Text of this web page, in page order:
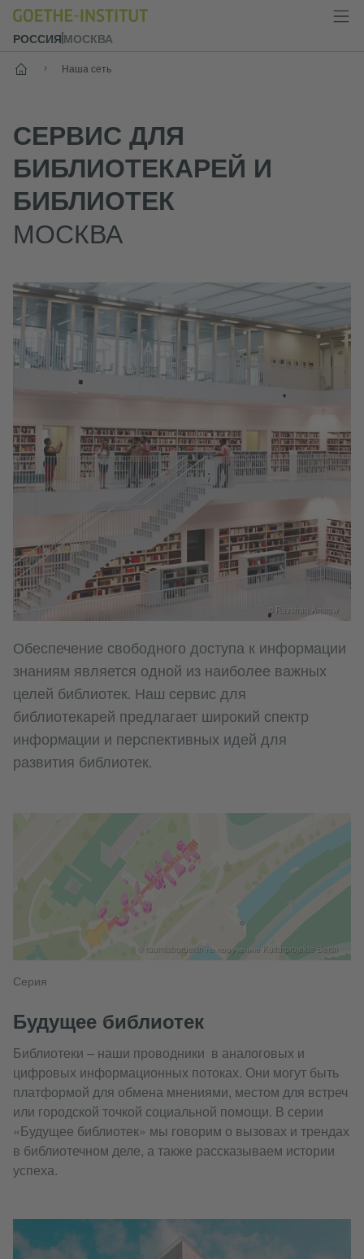
РОССИЯ МОСКВА
Старт
Наша сеть
СЕРВИС ДЛЯ
БИБЛИОТЕКАРЕЙ И
БИБЛИОТЕК
МОСКВА
© Ravshan Amirow
​Обеспечение свободного доступа к информации
знаниям является одной из наиболее важных
целей библиотек. Наш сервис для
библиотекарей предлагает широкий спектр
информации и перспективных идей для
развития библиотек.
Серия
Будущее библиотек
Библиотеки – наши проводники в аналоговых и
цифровых информационных потоках. Они могут быть
платформой для обмена мнениями, местом для встреч
или городской точкой социальной помощи. В серии
«Будущее библиотек» мы говорим о вызовах и трендах
в библиотечном деле, а также рассказываем истории
успеха.
© raumlaborberlin по поручению Kulturprojekte Berlin